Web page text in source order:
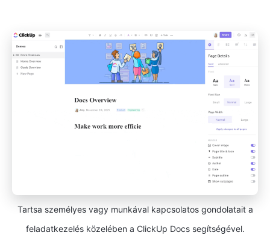
Tartsa személyes vagy munkával kapcsolatos gondolatait a
feladatkezelés közelében a ClickUp Docs segítségével.